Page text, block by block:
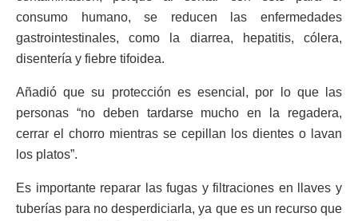
consumo humano, se reducen las enfermedades
gastrointestinales, como la diarrea, hepatitis, cólera,
disentería y fiebre tifoidea.
Añadió que su protección es esencial, por lo que las
personas “no deben tardarse mucho en la regadera,
cerrar el chorro mientras se cepillan los dientes o lavan
los platos”.
Es importante reparar las fugas y filtraciones en llaves y
tuberías para no desperdiciarla, ya que es un recurso que